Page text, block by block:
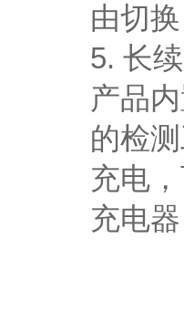
由切
5. 长
产品
的检
充电
充电